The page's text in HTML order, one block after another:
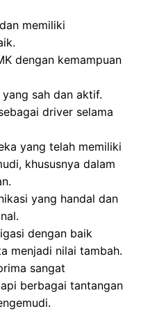
memiliki
dengan kemampuan
sah dan aktif.
driver selama
yang telah memiliki
khususnya dalam
yang handal dan
dengan baik
menjadi nilai tambah.
sangat
berbagai tantangan